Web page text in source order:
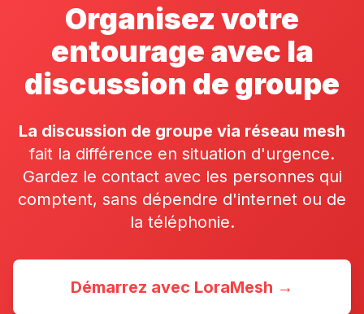
Organisez votre
entourage avec la
discussion de groupe
La discussion de groupe via réseau mesh
fait la différence en situation d'urgence.
Gardez le contact avec les personnes qui
comptent, sans dépendre d'internet ou de
la téléphonie.
Démarrez avec LoraMesh →